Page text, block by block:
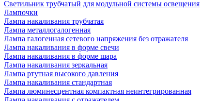
Светильник трубчатый для модульной системы освещения
Лампочки
Лампа накаливания трубчатая
Лампа металлогалогенная
Лампа галогенная сетевого напряжения без отражателя
Лампа накаливания в форме свечи
Лампа накаливания в форме шара
Лампа накаливания зеркальная
Лампа ртутная высокого давления
Лампа накаливания стандартная
Лампа люминесцентная компактная неинтегрированная